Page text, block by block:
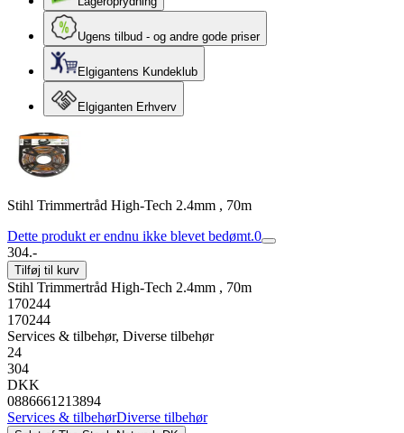
Ugens tilbud - og andre gode priser
Elgigantens Kundeklub
Elgiganten Erhverv
Stihl Trimmertråd High-Tech 2.4mm , 70m
Dette produkt er endnu ikke blevet bedømt.0
304.-
Tilføj til kurv
Stihl Trimmertråd High-Tech 2.4mm , 70m
170244
170244
Services & tilbehør, Diverse tilbehør
24
304
DKK
0886661213894
Services & tilbehørDiverse tilbehør